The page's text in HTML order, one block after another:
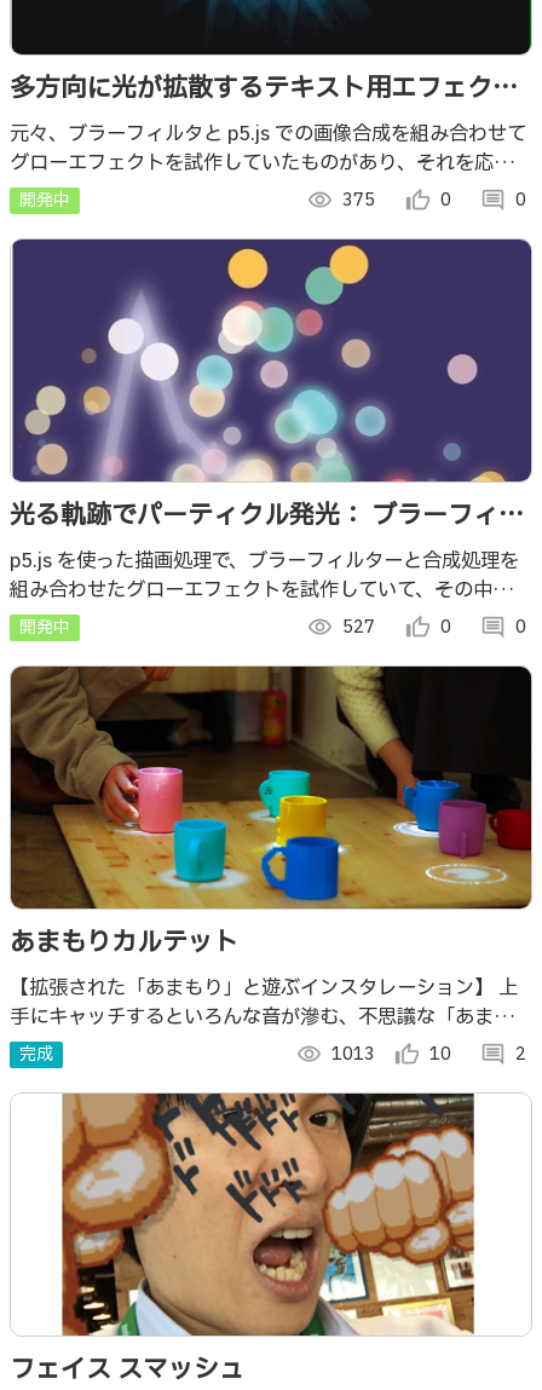
多方向に光が拡散するテキスト用エフェクト
を作ってみた： p5.js で実装した画像処理
元々、ブラーフィルタと p5.js での画像合成を組み合わせて
グローエフェクトを試作していたものがあり、それを応用し
て単純に光るだけではないエフェクトを作ってみました
開発中 visibility 375 thumb_up_alt 0 comment 0
光る軌跡でパーティクル発光： ブラーフィル
ターと合成処理を使った p5.js でのグローエ
フェクト
p5.js を使った描画処理で、ブラーフィルターと合成処理を
組み合わせたグローエフェクトを試作していて、その中の 1
つです。マウスカーソルの軌跡・その付近でエフェクトが発
生する実装です。
開発中 visibility 527 thumb_up_alt 0 comment 0
あまもりカルテット
【拡張された「あまもり」と遊ぶインスタレーション】 上
手にキャッチするといろんな音が滲む、不思議な「あまも
り」
完成 visibility 1013 thumb_up_alt 10 comment 2
フェイス スマッシュ